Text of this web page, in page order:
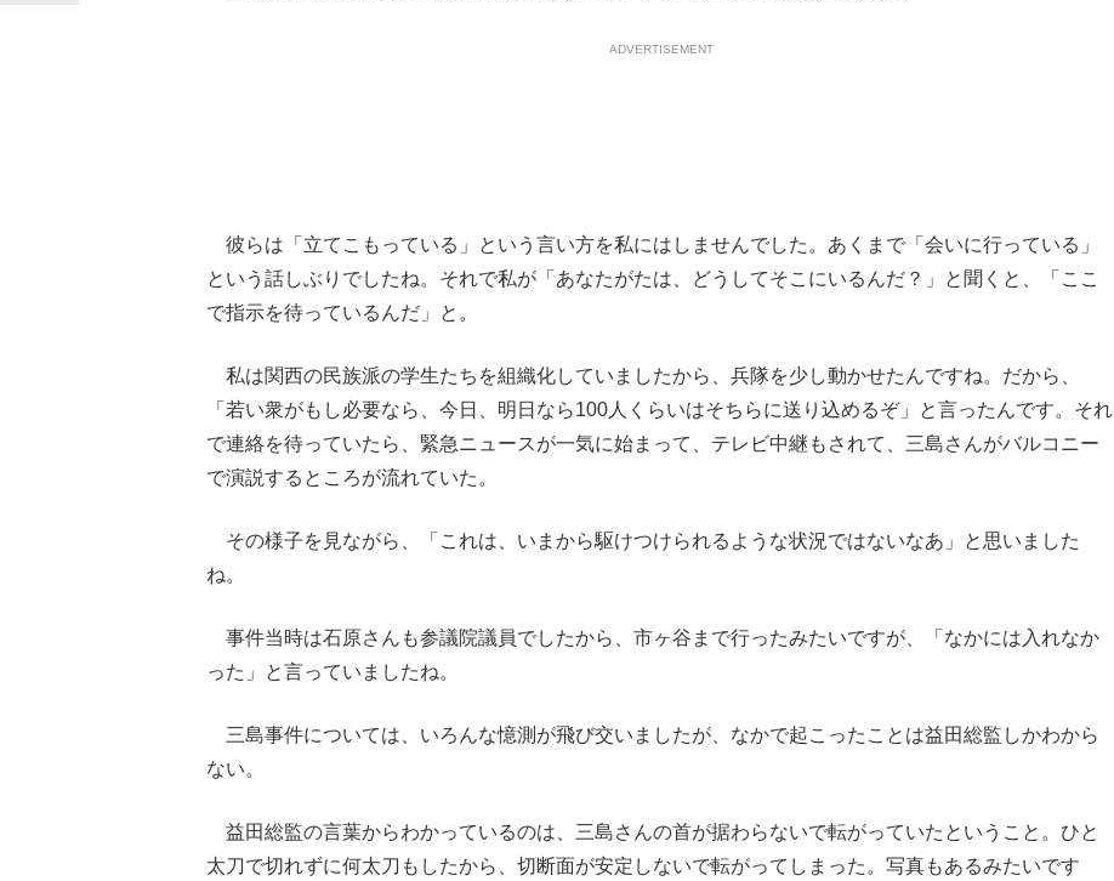
ADVERTISEMENT
彼らは「立てこもっている」という言い方を私にはしませんでした。あくまで「会いに行っている」
という話しぶりでしたね。それで私が「あなたがたは、どうしてそこにいるんだ？」と聞くと、「ここ
で指示を待っているんだ」と。
私は関西の民族派の学生たちを組織化していましたから、兵隊を少し動かせたんですね。だから、
「若い衆がもし必要なら、今日、明日なら100人くらいはそちらに送り込めるぞ」と言ったんです。それ
で連絡を待っていたら、緊急ニュースが一気に始まって、テレビ中継もされて、三島さんがバルコニー
で演説するところが流れていた。
その様子を見ながら、「これは、いまから駆けつけられるような状況ではないなあ」と思いました
ね。
事件当時は石原さんも参議院議員でしたから、市ヶ谷まで行ったみたいですが、「なかには入れなか
った」と言っていましたね。
三島事件については、いろんな憶測が飛び交いましたが、なかで起こったことは益田総監しかわから
ない。
益田総監の言葉からわかっているのは、三島さんの首が据わらないで転がっていたということ。ひと
太刀で切れずに何太刀もしたから、切断面が安定しないで転がってしまった。写真もあるみたいです